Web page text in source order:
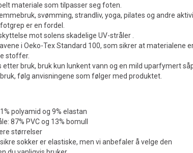
materiale som tilpasser seg foten.
svømming, strandliv, yoga, pilates og andre
er en fordel.
mot solens skadelige UV-stråler .
i Oeko-Tex Standard 100, som sikrer at materialene
stoffer.
etter bruk, bruk kun lunkent vann og en mild uparfymert
følg anvisningene som følger med produktet.
polyamid og 9% elastan
87% PVC og 13% bomull
størrelser
sokker er elastiske, men vi anbefaler å velge den